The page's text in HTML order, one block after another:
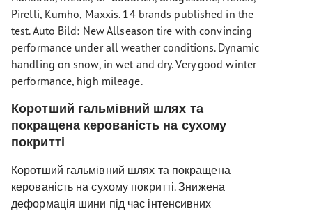
Pirelli, Kumho, Maxxis. 14 brands published in the
test. Auto Bild: New Allseason tire with convincing
performance under all weather conditions. Dynamic
handling on snow, in wet and dry. Very good winter
performance, high mileage.
Коротший гальмівний шлях та
покращена керованість на сухому
покритті
Коротший гальмівний шлях та покращена
керованість на сухому покритті. Знижена
деформація шини під час інтенсивних